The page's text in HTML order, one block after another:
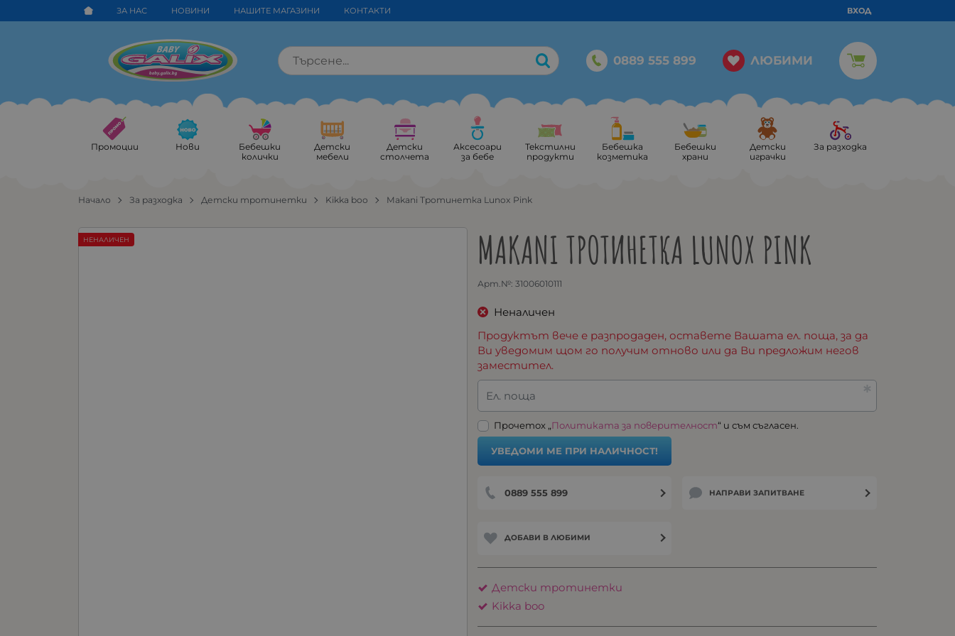
ЗА НАС НОВИНИ НАШИТЕ МАГАЗИНИ КОНТАКТИ ВХОД
0889 555 899 ЛЮБИМИ
Промоции Нови
Бебешки
колички
Детски
мебели
Детски
столчета
Аксесоари
за бебе
Текстилни
продукти
Бебешка
козметика
Бебешки
храни
Детски
играчки
За разходка
Начало За разходка Детски тротинетки Kikka boo Makani Тротинетка Lunox Pink
MAKANI ТРОТИНЕТКА LUNOX PINK
Арт.№: 31006010111
НЕНАЛИЧЕН
Неналичен
Продуктът вече е разпродаден, оставете Вашата ел. поща, за да
Ви уведомим щом го получим отново или да Ви предложим негов
заместител.
Ел. поща
Прочетох „Политиката за поверителност“ и съм съгласен.
УВЕДОМИ МЕ ПРИ НАЛИЧНОСТ!
0889 555 899 НАПРАВИ ЗАПИТВАНЕ
ДОБАВИ В ЛЮБИМИ
Детски тротинетки
Kikka boo